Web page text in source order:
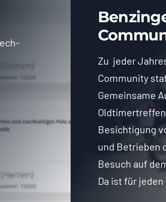
Zu jeder
Community
Gemeinsame
Besichtigung
und Betrieben
Besuch auf
Da ist für